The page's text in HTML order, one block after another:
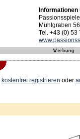
Mühlgraben
Tel. +43 (0) 53
kostenfrei registrieren oder